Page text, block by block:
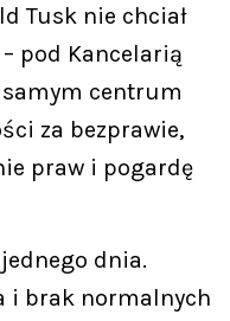
Tusk nie chciał
pod Kancelarią
samym centrum
za bezprawie,
praw i pogardę
dnia.
i brak normalnych